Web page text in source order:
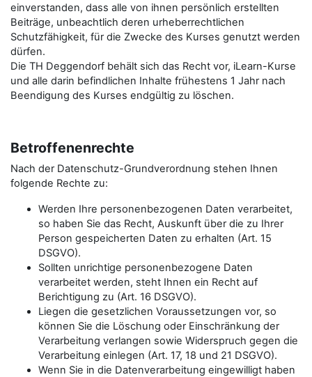
einverstanden, dass alle von ihnen persönlich erstellten
Beiträge, unbeachtlich deren urheberrechtlichen
Schutzfähigkeit, für die Zwecke des Kurses genutzt werden
dürfen.
Die TH Deggendorf behält sich das Recht vor, iLearn-Kurse
und alle darin befindlichen Inhalte frühestens 1 Jahr nach
Beendigung des Kurses endgültig zu löschen.
Betroffenenrechte
Nach der Datenschutz-Grundverordnung stehen Ihnen
folgende Rechte zu:
Werden Ihre personenbezogenen Daten verarbeitet,
so haben Sie das Recht, Auskunft über die zu Ihrer
Person gespeicherten Daten zu erhalten (Art. 15
DSGVO).
Sollten unrichtige personenbezogene Daten
verarbeitet werden, steht Ihnen ein Recht auf
Berichtigung zu (Art. 16 DSGVO).
Liegen die gesetzlichen Voraussetzungen vor, so
können Sie die Löschung oder Einschränkung der
Verarbeitung verlangen sowie Widerspruch gegen die
Verarbeitung einlegen (Art. 17, 18 und 21 DSGVO).
Wenn Sie in die Datenverarbeitung eingewilligt haben